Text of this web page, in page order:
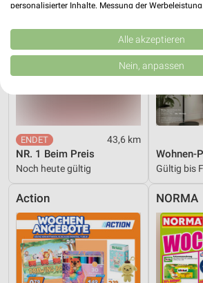
43,6 km
NR. 1 Beim Preis
Noch heute gültig
Wohnen-
Gültig bis
Action NORMA
personalisierter Inhalte. Messung der
Kombinationen von Daten aus verschiedenen
Verbesserung der Angebote. Verwendung
von Inhalten.
Daten können außerhalb der Europäischen Union
USA gesendet werden.
Website/App.
Partnerliste anzeigen (1 IAB-Anbieter)
Wir nutzen Ihre Daten für folgende Zwecke:
IAB-Verarbeitungszwecke:
Speichern von oder Zugriff auf
Verwendung reduzierter Daten zur
Werbeanzeigen
Erstellung von Profilen für
Werbung
Alle akzeptieren
Nein, anpassen